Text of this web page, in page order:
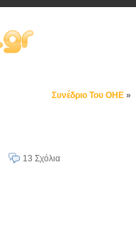
Συνέδριο Του ΟΗΕ »
13 Σχόλια